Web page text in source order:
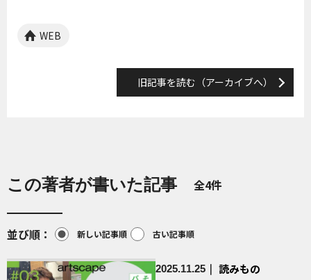
WEB
旧記事を読む（アーカイブへ）
この著者が書いた記事 全4件
並び順 新しい記事順 古い記事順
2025.11.25 読みもの